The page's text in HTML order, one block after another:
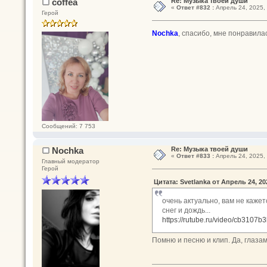
coffea
Герой
Сообщений: 7 753
« Ответ #832 :Апрель 24, 2025,
Nochka, спасибо, мне
Nochka
Главный модератор
Герой
Re: Музыка твоей души
« Ответ #833 :Апрель 24, 2025,
Цитата: Svetlanka от Апрель 24,
очень актуально, вам не
снег и дождь...
https://rutube.ru/video/
Помню и песню и клип. Да,